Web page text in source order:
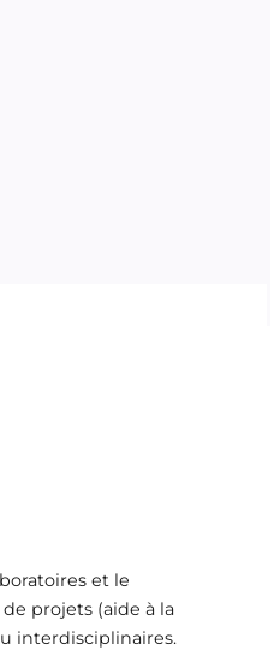
et le
projets (aide à la
interdisciplinaires.